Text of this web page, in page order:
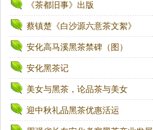
《茶都旧事》出版
蔡镇楚《白沙源六意茶文絮》
安化高马溪黑茶禁碑（图）
安化黑茶记
美女与黑茶，论品茶与美女
迎中秋礼品黑茶优惠活运